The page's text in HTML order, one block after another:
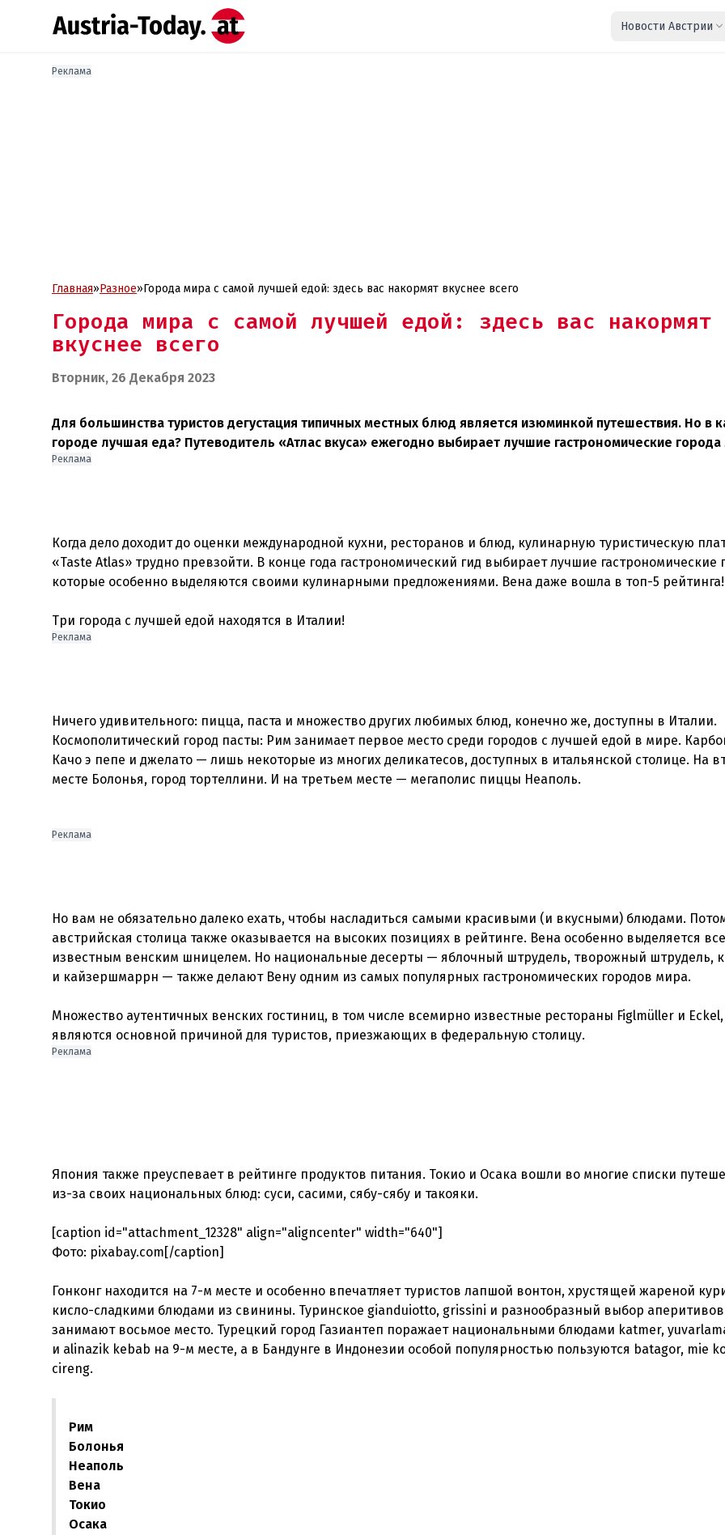
Новости Австрии
Реклама
Главная»Разное»Города мира с самой лучшей едой: здесь вас накормят вкуснее всего
Города мира с самой лучшей едой: здесь вас накормят
вкуснее всего
Вторник, 26 Декабря 2023
Для большинства туристов дегустация типичных местных блюд является изюминкой путешествия. Но в
городе лучшая еда? Путеводитель «Атлас вкуса» ежегодно выбирает лучшие гастрономические города
Реклама
Когда дело доходит до оценки международной кухни, ресторанов и блюд, кулинарную туристическую
«Taste Atlas» трудно превзойти. В конце года гастрономический гид выбирает лучшие гастрономические
которые особенно выделяются своими кулинарными предложениями. Вена даже вошла в топ-5 рейтинга!
Реклама
Ничего удивительного: пицца, паста и множество других любимых блюд, конечно же, доступны в Италии.
Космополитический город пасты: Рим занимает первое место среди городов с лучшей едой в мире.
Качо э пепе и джелато — лишь некоторые из многих деликатесов, доступных в итальянской столице. На
месте Болонья, город тортеллини. И на третьем месте — мегаполис пиццы Неаполь.
Реклама
Но вам не обязательно далеко ехать, чтобы насладиться самыми красивыми (и вкусными) блюдами.
австрийская столица также оказывается на высоких позициях в рейтинге. Вена особенно выделяется
известным венским шницелем. Но национальные десерты — яблочный штрудель, творожный штрудель,
и кайзершмаррн — также делают Вену одним из самых популярных гастрономических городов мира.
Множество аутентичных венских гостиниц, в том числе всемирно известные рестораны Figlmüller и
Реклама
Япония также преуспевает в рейтинге продуктов питания. Токио и Осака вошли во многие списки
из-за своих национальных блюд: суси, сасими, сябу-сябу и такояки.
[caption id="attachment_12328" align="aligncenter" width="640"]
Фото: pixabay.com[/caption]
Гонконг находится на 7-м месте и особенно впечатляет туристов лапшой вонтон, хрустящей жареной
кисло-сладкими блюдами из свинины. Туринское gianduiotto, grissini и разнообразный выбор аперитивов
занимают восьмое место. Турецкий город Газиантеп поражает национальными блюдами katmer,
и alinazik kebab на 9-м месте, а в Бандунге в Индонезии особой популярностью пользуются batagor, mie
Рим
Болонья
Неаполь
Вена
Токио
Осака